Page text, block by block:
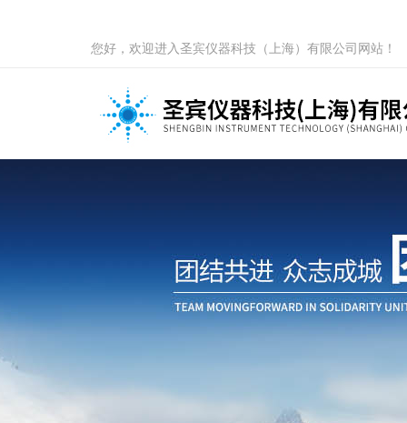
您好，欢迎进入圣宾仪器科技（上海）有限公司网站！